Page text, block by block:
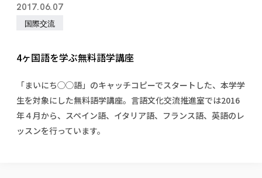
建学の精神・教育の理念
教育方針
大学の概要
大学の歩み
校歌の歴史
校章・マーク・カラー
寄附の受け入れ
大学の取り組み
社会連携・研究
カリキュラム編成ガイドライン
本学のシラバスについて
一般事業主行動計画
公的資金等の不正使用の防止に関する基本方針
情報公開
寄附行為
ガバナンス・コード
中期事業計画
福祉心理学科
共生まちづくり学部
教育学部
教育学科
健康科学部
健康科学部
保健看護学科
産業福祉マネジメント学科
デジタルパンフ
進学相談会
オープンキャンパス
取得可能な資格・免許
東北福祉大学のキャリアサポート
体育会・運動サークル紹介
文化会・文化系サークル紹介
国際交流TOP
社会連携・研究
2017.06.07
国際交流
4ヶ国語を学ぶ無料語学講座
「まいにち◯◯語」のキャッチコピーでスタートした、本学学
生を対象にした無料語学講座。言語文化交流推進室では2016
年４月から、スペイン語、イタリア語、フランス語、英語のレ
ッスンを行っています。